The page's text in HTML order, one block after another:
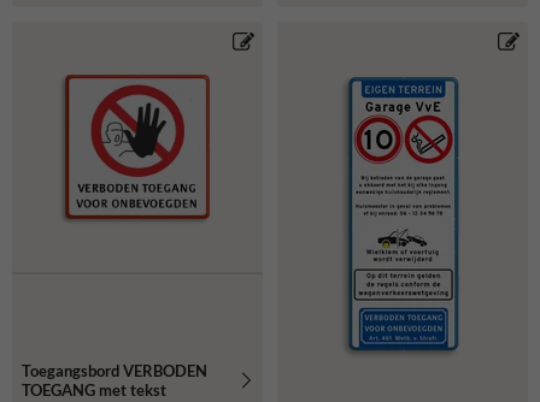
Toegangsbord VERBODEN
TOEGANG met tekst